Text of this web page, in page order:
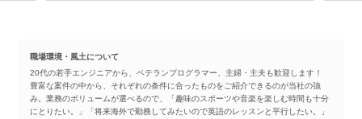
職場環境・風土について
20代の若手エンジニアから、ベテランプログラマー、主婦・主夫も歓迎します！
豊富な案件の中から、それぞれの条件に合ったものをご紹介できるのが当社の強
み。業務のボリュームが選べるので、「趣味のスポーツや音楽を楽しむ時間も十分
にとりたい。」「将来海外で勤務してみたいので英語のレッスンと平行したい。」